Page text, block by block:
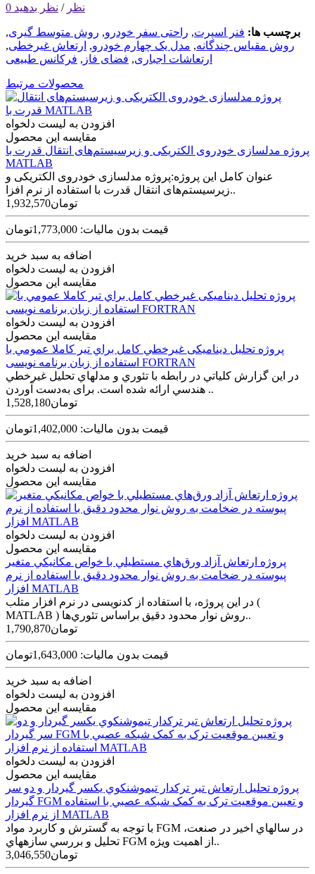
0 نظر / نظر بدهید
برچسب ها: فنر اسپرت, راحتی سفر خودرو, روش متوسط گیری,
روش مقیاس چندگانه, مدل یک چهارم خودرو, ارتعاش غیرخطی,
ارتعاشات اجباری, فضای فاز , فرکانس طبیعی
محصولات مرتبط
افزودن به لیست دلخواه
مقایسه این محصول
پروژه مدلسازی خودروی الکتریکی و زیرسیستم‌های انتقال قدرت با
MATLAB
عنوان کامل این پروژه:پروژه مدلسازی خودروی الکتریکی و
زیرسیستم‌های انتقال قدرت با استفاده از نرم افزا..
1,932,570تومان
قیمت بدون مالیات: 1,773,000تومان
اضافه به سبد خرید
افزودن به لیست دلخواه
مقایسه این محصول
افزودن به لیست دلخواه
مقایسه این محصول
پروژه تحليل دینامیکی غيرخطي کامل براي تير کاملا عمومي با
استفاده از زبان برنامه نویسی FORTRAN
در اين گزارش کلياتي در رابطه با تئوري و مدل­هاي تحليل غيرخطي
هندسي ارائه شده است. برای به‌دست آوردن ..
1,528,180تومان
قیمت بدون مالیات: 1,402,000تومان
اضافه به سبد خرید
افزودن به لیست دلخواه
مقایسه این محصول
افزودن به لیست دلخواه
مقایسه این محصول
پروژه ارتعاش آزاد ورق‌هاي مستطيلي با خواص مکانيکي متغير
پيوسته در ضخامت به روش نوار محدود دقيق با استفاده از نرم
افزار MATLAB
در اين پروژه، با استفاده از کدنویسی در نرم افزار متلب (
MATLAB ) روش نوار محدود دقيق براساس تئوري‌ها..
1,790,870تومان
قیمت بدون مالیات: 1,643,000تومان
اضافه به سبد خرید
افزودن به لیست دلخواه
مقایسه این محصول
افزودن به لیست دلخواه
مقایسه این محصول
پروژه تحليل ارتعاش تير ترکدار تيموشنکوي يکسر گيردار و دو سر
گيردار FGM و تعيين موقعيت ترک به کمک شبکه عصبي با استفاده
از نرم افزار MATLAB
با توجه به گسترش و کاربرد مواد FGM در سال­هاي اخير در صنعت،
تحليل و بررسي سازه­هاي FGM از اهميت ويژه..
3,046,550تومان